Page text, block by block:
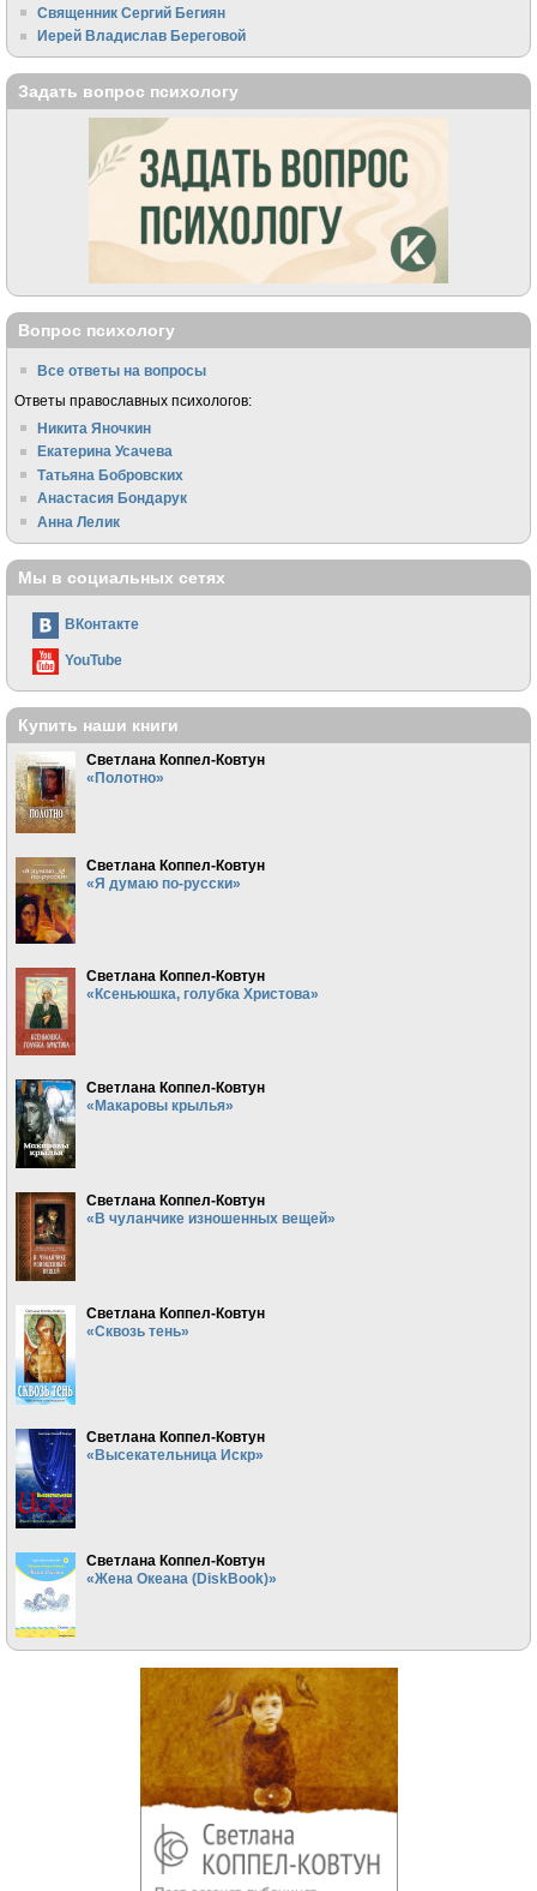
Священник Сергий Бегиян
Иерей Владислав Береговой
Задать вопрос психологу
Вопрос психологу
Все ответы на вопросы
Ответы православных психологов:
Никита Яночкин
Екатерина Усачева
Татьяна Бобровских
Анастасия Бондарук
Анна Лелик
Мы в социальных сетях
ВКонтакте
YouTube
Купить наши книги
Светлана Коппел-Ковтун
«Полотно»
Светлана Коппел-Ковтун
«Я думаю по-русски»
Светлана Коппел-Ковтун
«Ксеньюшка, голубка Христова»
Светлана Коппел-Ковтун
«Макаровы крылья»
Светлана Коппел-Ковтун
«В чуланчике изношенных вещей»
Светлана Коппел-Ковтун
«Сквозь тень»
Светлана Коппел-Ковтун
«Высекательница Искр»
Светлана Коппел-Ковтун
«Жена Океана (DiskBook)»